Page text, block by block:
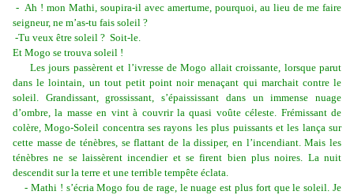
- Ah ! mon Mathi, soupira-il avec amertume, pourquoi, au lieu de me faire
seigneur, ne m’as-tu fais soleil ?
-Tu veux être soleil ? Soit-le.
Et Mogo se trouva soleil !
Les jours passèrent et l’ivresse de Mogo allait croissante, lorsque parut
dans le lointain, un tout petit point noir menaçant qui marchait contre le
soleil. Grandissant, grossissant, s’épaississant dans un immense nuage
d’ombre, la masse en vint à couvrir la quasi voûte céleste. Frémissant de
colère, Mogo-Soleil concentra ses rayons les plus puissants et les lança sur
cette masse de ténèbres, se flattant de la dissiper, en l’incendiant. Mais les
ténèbres ne se laissèrent incendier et se firent bien plus noires. La nuit
descendit sur la terre et une terrible tempête éclata.
- Mathi ! s’écria Mogo fou de rage, le nuage est plus fort que le soleil. Je